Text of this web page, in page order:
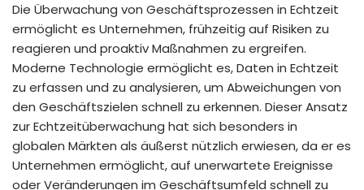
Die Überwachung von Geschäftsprozessen in Echtzeit
ermöglicht es Unternehmen, frühzeitig auf Risiken zu
reagieren und proaktiv Maßnahmen zu ergreifen.
Moderne Technologie ermöglicht es, Daten in Echtzeit
zu erfassen und zu analysieren, um Abweichungen von
den Geschäftszielen schnell zu erkennen. Dieser Ansatz
zur Echtzeitüberwachung hat sich besonders in
globalen Märkten als äußerst nützlich erwiesen, da er es
Unternehmen ermöglicht, auf unerwartete Ereignisse
oder Veränderungen im Geschäftsumfeld schnell zu